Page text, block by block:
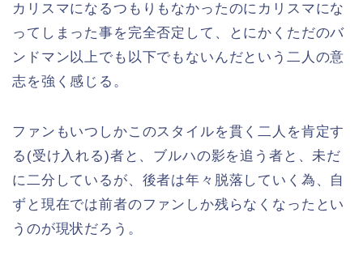
カリスマになるつもりもなかったのにカリスマにな
ってしまった事を完全否定して、とにかくただのバ
ンドマン以上でも以下でもないんだという二人の意
志を強く感じる。
ファンもいつしかこのスタイルを貫く二人を肯定す
る(受け入れる)者と、ブルハの影を追う者と、未だ
に二分しているが、後者は年々脱落していく為、自
ずと現在では前者のファンしか残らなくなったとい
うのが現状だろう。